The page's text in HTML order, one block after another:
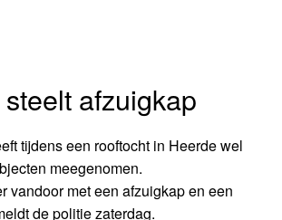
afzuigkap
tijdens een rooftocht in Heerde wel
meegenomen.
vandoor met een afzuigkap en een
de politie zaterdag.